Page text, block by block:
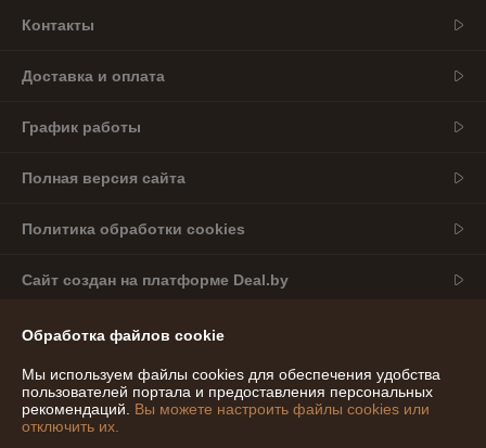
Контакты
Доставка и оплата
График работы
Полная версия сайта
Политика обработки cookies
Сайт создан на платформе Deal.by
Информация для покупателя
Индивидуальный предприниматель:ИП Богомолов Александр
Сергеевич
Беларусь, Могилёвская область, г. Могилёв
Обработка файлов cookie
Мы используем файлы cookies для обеспечения удобства
пользователей портала и предоставления персональных
рекомендаций. Вы можете настроить файлы cookies или
отключить их.